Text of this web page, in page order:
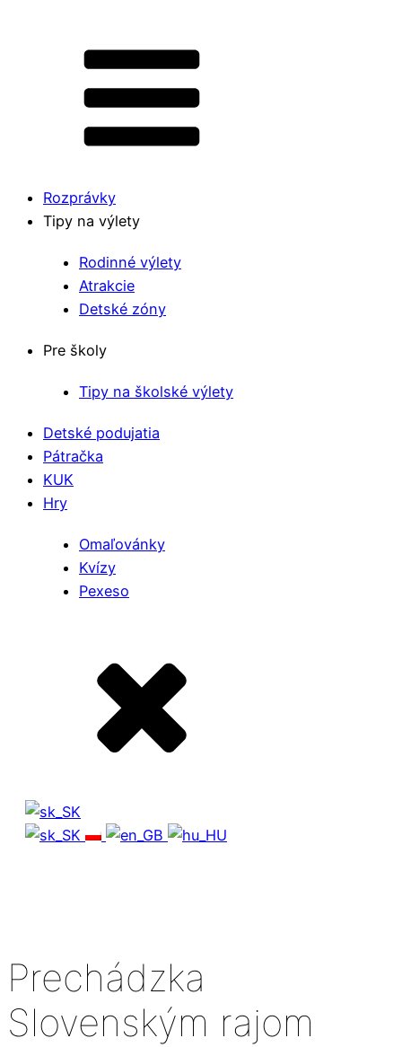
Rozprávky
Tipy na výlety
Rodinné výlety
Atrakcie
Detské zóny
Pre školy
Tipy na školské výlety
Detské podujatia
Pátračka
KUK
Hry
Omaľovánky
Kvízy
Pexeso
Prechádzka
Slovenským rajom